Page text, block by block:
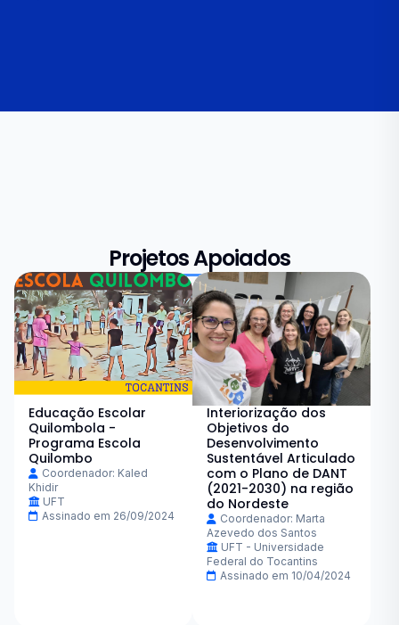
Projetos Apoiados
Educação Escolar
Quilombola -
Programa Escola
Quilombo
Coordenador: Kaled
Khidir
UFT
Assinado em 26/09/2024
Interiorização dos
Objetivos do
Desenvolvimento
Sustentável Articulado
com o Plano de DANT
(2021-2030) na região
do Nordeste
Coordenador: Marta
Azevedo dos Santos
UFT - Universidade
Federal do Tocantins
Assinado em 10/04/2024